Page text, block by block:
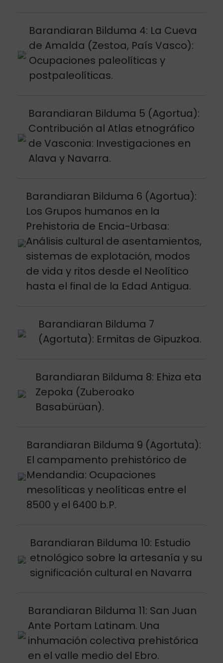
Barandiaran Bilduma 4: La Cueva
de Amalda (Zestoa, País Vasco):
Ocupaciones paleolíticas y
postpaleolíticas.
Argitalpena ikusi
Barandiaran Bilduma 5 (Agortua):
Contribución al Atlas etnográfico
de Vasconia: Investigaciones en
Alava y Navarra.
Argitalpena ikusi
Barandiaran Bilduma 6 (Agortua):
Los Grupos humanos en la
Prehistoria de Encia-Urbasa:
Análisis cultural de asentamientos,
sistemas de explotación, modos
de vida y ritos desde el Neolítico
hasta el final de la Edad Antigua.
Argitalpena ikusi
Barandiaran Bilduma 7
(Agortuta): Ermitas de Gipuzkoa.
Argitalpena ikusi
Barandiaran Bilduma 8: Ehiza eta
Zepoka (Zuberoako
Basabürüan).
Argitalpena ikusi
Barandiaran Bilduma 9 (Agortuta):
El campamento prehistórico de
Mendandia: Ocupaciones
mesolíticas y neolíticas entre el
8500 y el 6400 b.P.
Argitalpena ikusi
Barandiaran Bilduma 10: Estudio
etnológico sobre la artesanía y su
significación cultural en Navarra
Argitalpena ikusi
Barandiaran Bilduma 11: San Juan
Ante Portam Latinam. Una
inhumación colectiva prehistórica
en el valle medio del Ebro.
Argitalpena ikusi